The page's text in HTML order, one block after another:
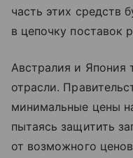
часть этих средств
в цепочку поставок
Австралия и Япония
отрасли.
минимальные цены
пытаясь защитить
от возможного